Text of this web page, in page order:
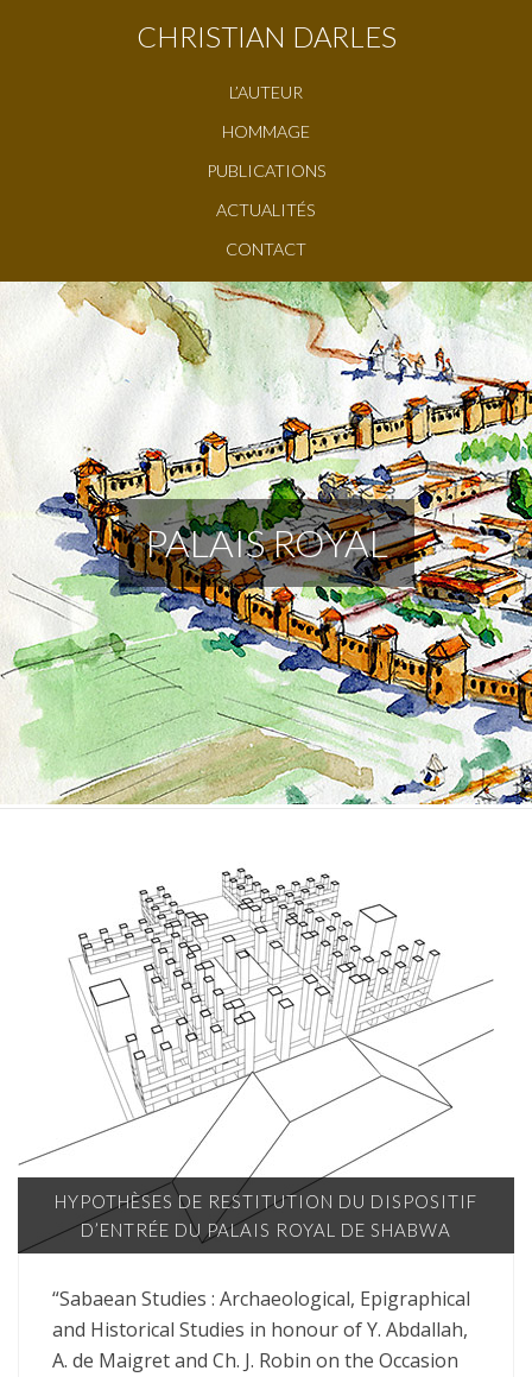
CHRISTIAN DARLES
L’AUTEUR
HOMMAGE
PUBLICATIONS
ACTUALITÉS
CONTACT
PALAIS ROYAL
HYPOTHÈSES DE RESTITUTION DU DISPOSITIF
D’ENTRÉE DU PALAIS ROYAL DE SHABWA
“Sabaean Studies : Archaeological, Epigraphical
and Historical Studies in honour of Y. Abdallah,
A. de Maigret and Ch. J. Robin on the Occasion